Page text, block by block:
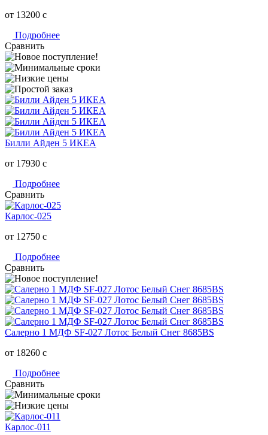
от 13200 c
Подробнее
Сравнить
Билли Айден 5 ИКЕА
от 17930 c
Подробнее
Сравнить
Карлос-025
от 12750 c
Подробнее
Сравнить
Салерно 1 МДФ SF-027 Лотос Белый Снег 8685BS
от 18260 c
Подробнее
Сравнить
Карлос-011